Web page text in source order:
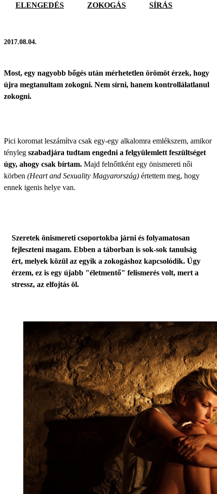
ELENGEDÉS ZOKOGÁS SÍRÁS
2017.08.04.
Most, egy nagyobb bőgés után mérhetetlen örömöt érzek, hogy
újra megtanultam zokogni. Nem sírni, hanem kontrollálatlanul
zokogni.
Pici koromat leszámítva csak egy-egy alkalomra emlékszem, amikor
tényleg szabadjára tudtam engedni a felgyülemlett feszültséget
úgy, ahogy csak bírtam. Majd felnőttként egy önismereti női
körben (Heart and Sexuality Magyarország) értettem meg, hogy
ennek igenis helye van.
Szeretek önismereti csoportokba járni és folyamatosan
fejleszteni magam. Ebben a táborban is sok-sok tanulság
ért, melyek közül az egyik a zokogáshoz kapcsolódik. Úgy
érzem, ez is egy újabb "életmentő" felismerés volt, mert a
stressz, az elfojtás öl.